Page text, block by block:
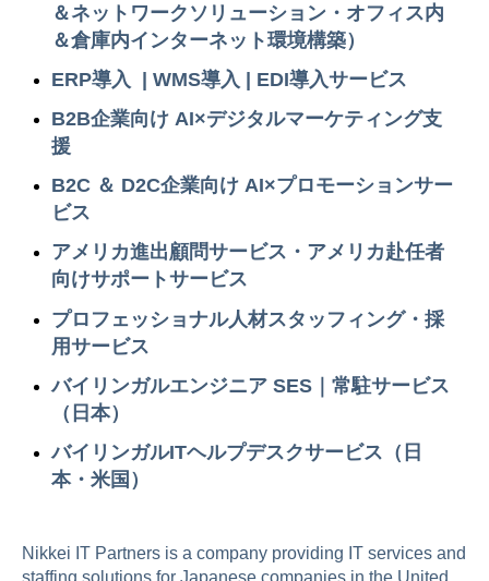
＆ネットワークソリューション・オフィス内
＆倉庫内インターネット環境構築）
ERP導入 | WMS導入 | EDI導入サービス
B2B企業向け AI×デジタルマーケティング支
援
B2C ＆ D2C企業向けAI×プロモーションサー
ビス
アメリカ進出顧問サービス・アメリカ赴任者
向けサポートサービス
プロフェッショナル人材スタッフィング・採
用サービス
バイリンガルエンジニア SES｜常駐サービス
（日本）
バイリンガルITヘルプデスクサービス（日
本・米国）
Nikkei IT Partners is a company providing IT services and